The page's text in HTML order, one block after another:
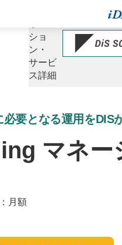
ショ
ン・
サービ
ス詳細
要となる運用をDIS
マネー
月額